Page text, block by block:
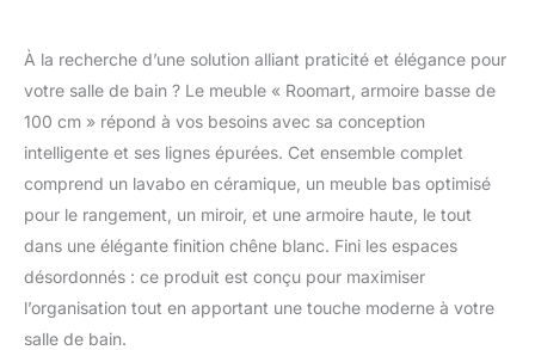
À la recherche d’une solution alliant praticité et élégance pour
votre salle de bain ? Le meuble « Roomart, armoire basse de
100 cm » répond à vos besoins avec sa conception
intelligente et ses lignes épurées. Cet ensemble complet
comprend un lavabo en céramique, un meuble bas optimisé
pour le rangement, un miroir, et une armoire haute, le tout
dans une élégante finition chêne blanc. Fini les espaces
désordonnés : ce produit est conçu pour maximiser
l’organisation tout en apportant une touche moderne à votre
salle de bain.